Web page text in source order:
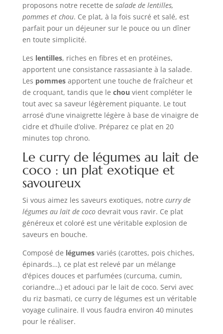
proposons notre recette de salade de lentilles,
pommes et chou. Ce plat, à la fois sucré et salé, est
parfait pour un déjeuner sur le pouce ou un dîner
en toute simplicité.
Les lentilles, riches en fibres et en protéines,
apportent une consistance rassasiante à la salade.
Les pommesapportent une touche de fraîcheur et
de croquant, tandis que le chou vient compléter le
tout avec sa saveur légèrement piquante. Le tout
arrosé d’une vinaigrette légère à base de vinaigre de
cidre et d’huile d’olive. Préparez ce plat en 20
minutes top chrono.
Le curry de légumes au lait de
coco : un plat exotique et
savoureux
Si vous aimez les saveurs exotiques, notre curry de
légumes au lait de cocodevrait vous ravir. Ce plat
généreux et coloré est une véritable explosion de
saveurs en bouche.
Composé de légumesvariés (carottes, pois chiches,
épinards…), ce plat est relevé par un mélange
d’épices douces et parfumées (curcuma, cumin,
coriandre…) et adouci par le lait de coco. Servi avec
du riz basmati, ce curry de légumes est un véritable
voyage culinaire. Il vous faudra environ 40 minutes
pour le réaliser.